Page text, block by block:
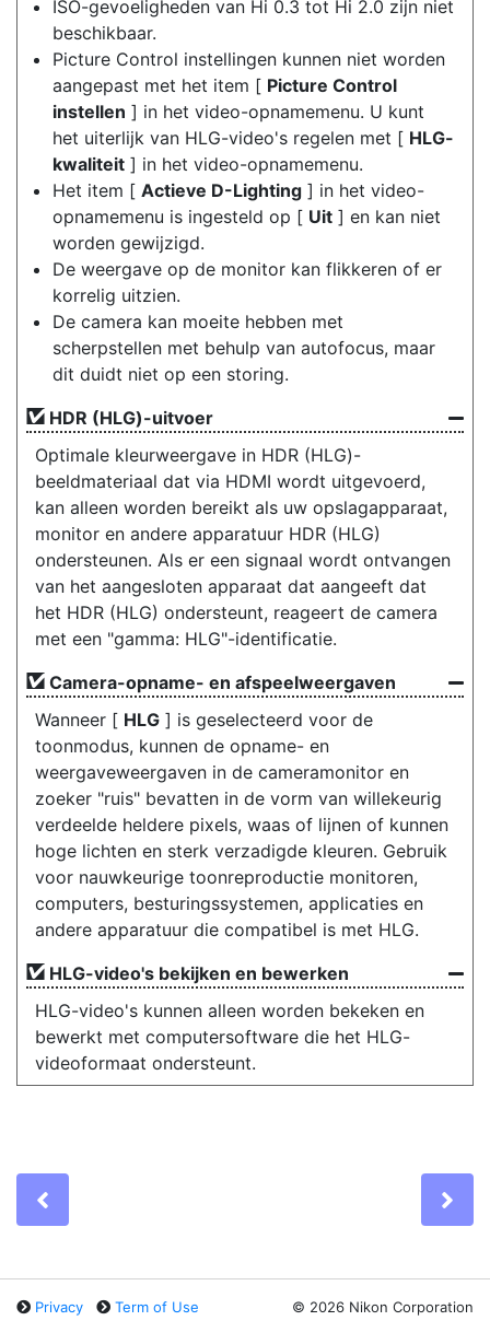
ISO-gevoeligheden van Hi 0.3 tot Hi 2.0 zijn niet
beschikbaar.
Picture Control instellingen kunnen niet worden
aangepast met het item [ Picture Control
instellen ] in het video-opnamemenu. U kunt
het uiterlijk van HLG-video's regelen met [ HLG-
kwaliteit ] in het video-opnamemenu.
Het item [ Actieve D-Lighting ] in het video-
opnamemenu is ingesteld op [ Uit ] en kan niet
worden gewijzigd.
De weergave op de monitor kan flikkeren of er
korrelig uitzien.
De camera kan moeite hebben met
scherpstellen met behulp van autofocus, maar
dit duidt niet op een storing.
HDR (HLG)-uitvoer
Optimale kleurweergave in HDR (HLG)-
beeldmateriaal dat via HDMI wordt uitgevoerd,
kan alleen worden bereikt als uw opslagapparaat,
monitor en andere apparatuur HDR (HLG)
ondersteunen. Als er een signaal wordt ontvangen
van het aangesloten apparaat dat aangeeft dat
het HDR (HLG) ondersteunt, reageert de camera
met een "gamma: HLG"-identificatie.
Camera-opname- en afspeelweergaven
Wanneer [ HLG ] is geselecteerd voor de
toonmodus, kunnen de opname- en
weergaveweergaven in de cameramonitor en
zoeker "ruis" bevatten in de vorm van willekeurig
verdeelde heldere pixels, waas of lijnen of kunnen
hoge lichten en sterk verzadigde kleuren. Gebruik
voor nauwkeurige toonreproductie monitoren,
computers, besturingssystemen, applicaties en
andere apparatuur die compatibel is met HLG.
HLG-video's bekijken en bewerken
HLG-video's kunnen alleen worden bekeken en
bewerkt met computersoftware die het HLG-
videoformaat ondersteunt.
Privacy Term of Use © 2026 Nikon Corporation